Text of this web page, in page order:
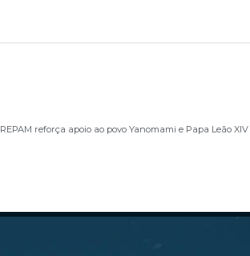
REPAM reforça apoio ao povo Yanomami e Papa Leão